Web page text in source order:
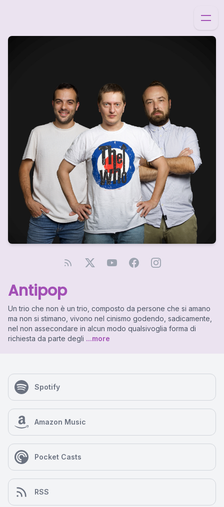
Antipop
Un trio che non è un trio, composto da persone che si amano
ma non si stimano, vivono nel cinismo godendo, sadicamente,
nel non assecondare in alcun modo qualsivoglia forma di
richiesta da parte degli ...more
Spotify
Amazon Music
Pocket Casts
RSS